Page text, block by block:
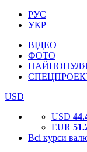
РУС
УКР
ВІДЕО
ФОТО
USD
USD
EUR
Всі курси